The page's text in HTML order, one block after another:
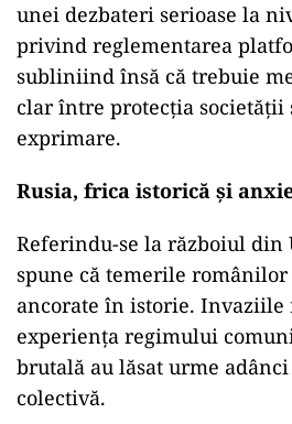
unei dezbateri serioase la
privind reglementarea
subliniind însă că trebuie
clar între protecția societății
exprimare.
Rusia, frica istorică și
Referindu-se la războiul din
spune că temerile
ancorate în istorie. Invaziile
experiența regimului
brutală au lăsat urme
colectivă.